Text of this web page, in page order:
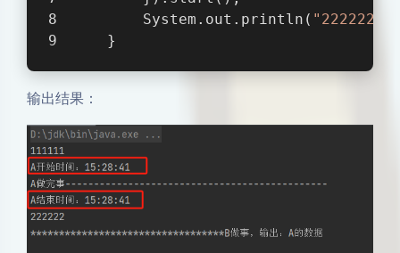
        System.out.println(
"222222"
    }
输出结果：